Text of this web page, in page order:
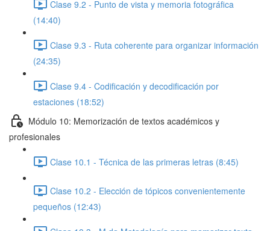
Clase 9.2 - Punto de vista y memoria fotográfica
(14:40)
Clase 9.3 - Ruta coherente para organizar información
(24:35)
Clase 9.4 - Codificación y decodificación por
estaciones (18:52)
Módulo 10: Memorización de textos académicos y
profesionales
Clase 10.1 - Técnica de las primeras letras (8:45)
Clase 10.2 - Elección de tópicos convenientemente
pequeños (12:43)